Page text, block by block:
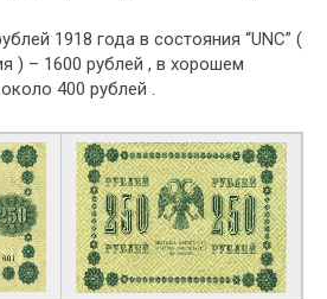
1918 года в состояния “UNC” (
) – 1600 рублей , в хорошем
400 рублей .